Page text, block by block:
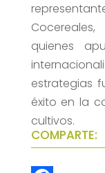
quienes
estrategias
éxito en la
cultivos.
COMPARTE: